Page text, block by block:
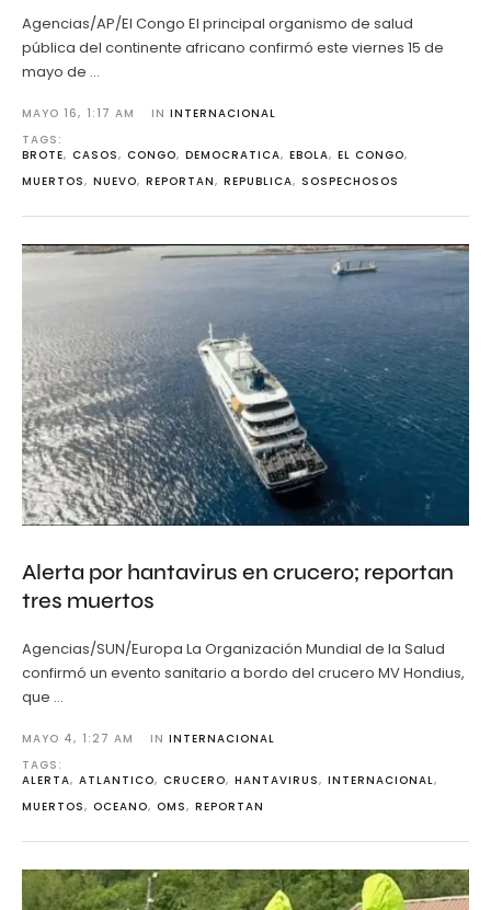
Agencias/AP/El Congo El principal organismo de salud
pública del continente africano confirmó este viernes 15 de
mayo de …
MAYO 16, 1:17 AM IN INTERNACIONAL
TAGS:
BROTE, CASOS, CONGO, DEMOCRATICA, EBOLA, EL CONGO,
MUERTOS, NUEVO, REPORTAN, REPUBLICA, SOSPECHOSOS
Alerta por hantavirus en crucero; reportan
tres muertos
Agencias/SUN/Europa La Organización Mundial de la Salud
confirmó un evento sanitario a bordo del crucero MV Hondius,
que …
MAYO 4, 1:27 AM IN INTERNACIONAL
TAGS:
ALERTA, ATLANTICO, CRUCERO, HANTAVIRUS, INTERNACIONAL,
MUERTOS, OCEANO, OMS, REPORTAN